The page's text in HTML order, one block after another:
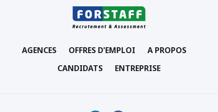
AGENCES OFFRES D'EMPLOI
A PROPOS
CANDIDATS
ENTREPRISE